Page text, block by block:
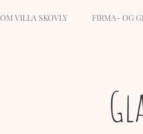
OM VILLA SKOVLY FIRMA- OG